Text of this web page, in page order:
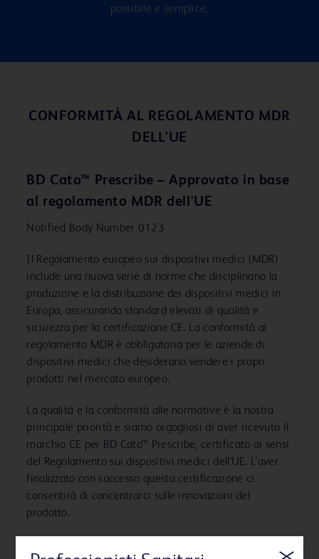
possibile e semplice.
CONFORMITÀ AL REGOLAMENTO MDR
DELL'UE
BD Cato™ Prescribe – Approvato in base
al regolamento MDR dell'UE
Notified Body Number 0123
Il Regolamento europeo sui dispositivi medici (MDR)
include una nuova serie di norme che disciplinano la
produzione e la distribuzione dei dispositivi medici in
Europa, assicurando standard elevati di qualità e
sicurezza per la certificazione CE. La conformità al
regolamento MDR è obbligatoria per le aziende di
dispositivi medici che desiderano vendere i propri
prodotti nel mercato europeo.
La qualità e la conformità alle normative è la nostra
principale priorità e siamo orgogliosi di aver ricevuto il
marchio CE per BD Cato™ Prescribe, certificato ai sensi
del Regolamento sui dispositivi medici dell'UE. L'aver
finalizzato con successo questa certificazione ci
consentirà di concentrarci sulle innovazioni del
prodotto.